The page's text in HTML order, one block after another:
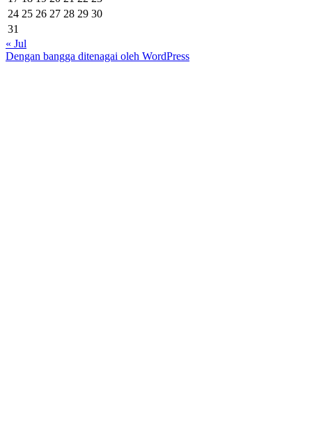
24 25 26 27 28 29 30
31
« Jul
Dengan bangga ditenagai oleh WordPress